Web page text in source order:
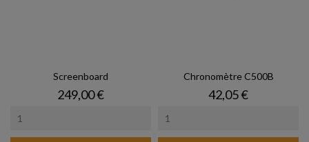
Screenboard
Prix
249,00 €
Chronomètre C500B
Prix
42,05 €